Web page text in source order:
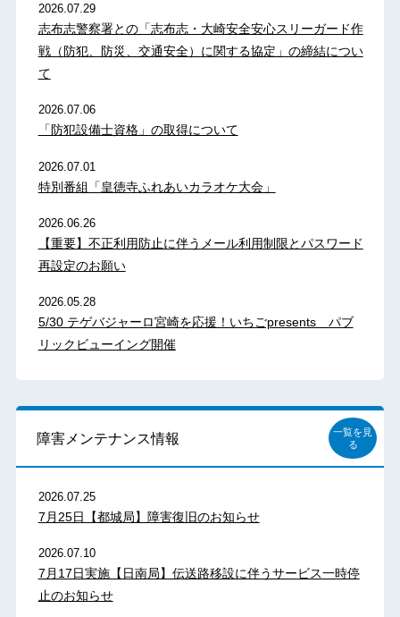
2026.07.29
志布志警察署との「志布志・大崎安全安心スリーガード作
戦（防犯、防災、交通安全）に関する協定」の締結につい
て
2026.07.06
「防犯設備士資格」の取得について
2026.07.01
特別番組「皇徳寺ふれあいカラオケ大会」
2026.06.26
【重要】不正利用防止に伴うメール利用制限とパスワード
再設定のお願い
2026.05.28
5/30 テゲバジャーロ宮崎を応援！いちごpresents パブ
リックビューイング開催
障害メンテナンス情報
一覧を見
る
2026.07.25
7月25日【都城局】障害復旧のお知らせ
2026.07.10
7月17日実施【日南局】伝送路移設に伴うサービス一時停
止のお知らせ